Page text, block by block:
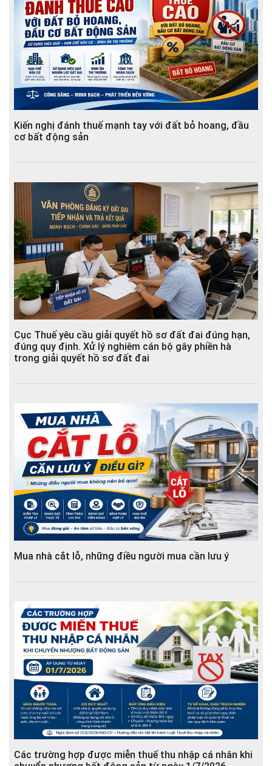
Kiến nghị đánh thuế mạnh tay với đất bỏ hoang, đầu
cơ bất động sản
Cục Thuế yêu cầu giải quyết hồ sơ đất đai đúng hạn,
đúng quy định. Xử lý nghiêm cán bộ gây phiền hà
trong giải quyết hồ sơ đất đai
Mua nhà cắt lỗ, những điều người mua cần lưu ý
Các trường hợp được miễn thuế thu nhập cá nhân khi